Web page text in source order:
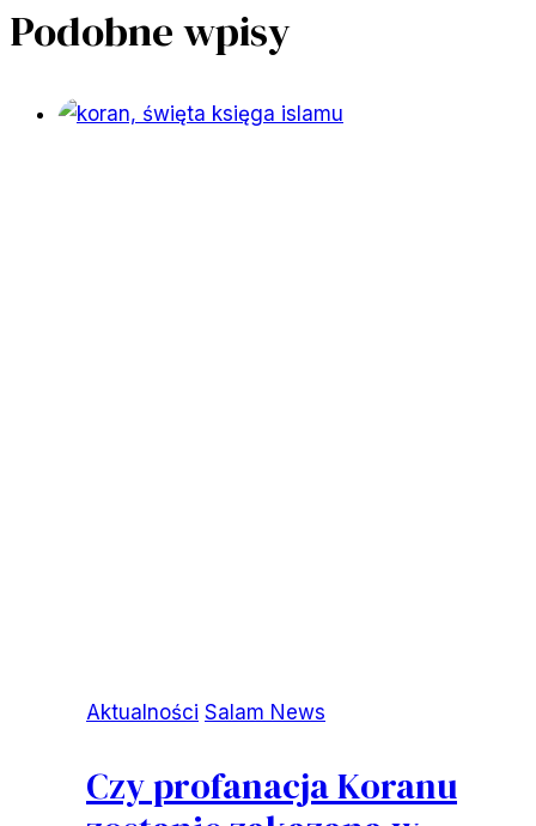
Podobne wpisy
Aktualności Salam News
Czy profanacja Koranu